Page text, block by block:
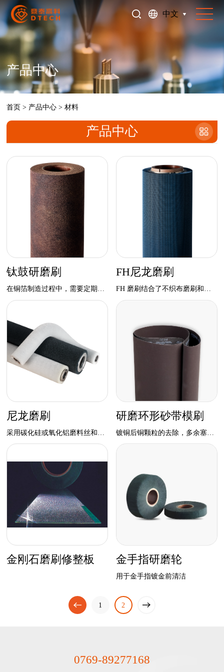
中文
产品中心
首页 > 产品中心 >材料
产品中心
钛鼓研磨刷 FH尼龙磨刷
尼龙磨刷 研磨环形砂带模刷
金刚石磨刷修整板 金手指研磨轮
用于金手指镀金前清洁
上
1 2
下
0769-89277168